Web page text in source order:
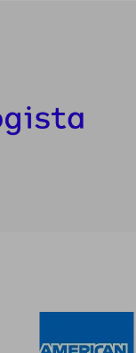
27,50 €
€